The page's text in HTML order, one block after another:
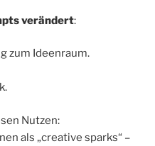
verändert:
zum Ideenraum.
Nutzen:
als „creative sparks“ –